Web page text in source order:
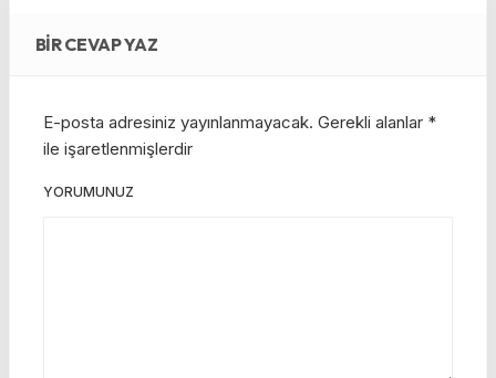
BIR CEVAP YAZ
E-posta adresiniz yayınlanmayacak. Gerekli alanlar *
ile işaretlenmişlerdir
YORUMUNUZ